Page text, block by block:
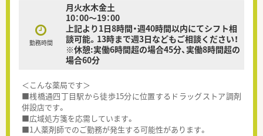
勤務時間
月火水木金土
10：00～19：00
上記より1日8時間・週40時間以内にてシフト相
談可能。13時まで週3日などもご相談ください！
※休憩:実働6時間超の場合45分、実働8時間超の
場合60分
＜こんな薬局です＞
■桟橋通四丁目駅から徒歩15分に位置するドラッグストア調剤
併設店です。
■広域処方箋を応需しています。
■1人薬剤師でのご勤務が発生する可能性があります。